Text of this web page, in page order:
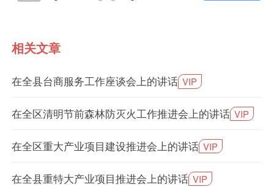
相关文章
在全县台商服务工作座谈会上的讲话 VIP
在全区清明节前森林防灭火工作推进会上的讲话 VIP
在全区重大产业项目建设推进会上的讲话 VIP
在全县重特大产业项目推进会上的讲话 VIP